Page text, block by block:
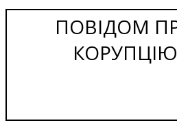
ПОВІДОМ
КОРУПЦІЮ